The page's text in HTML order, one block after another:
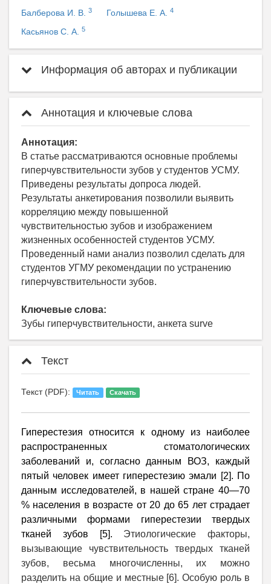
Балберова И. В. 3 Голышева Е. А. 4
Касьянов С. А. 5
Информация об авторах и публикации
Аннотация и ключевые слова
Аннотация:
В статье рассматриваются основные проблемы
гиперчувствительности зубов у студентов УСМУ.
Приведены результаты допроса людей.
Результаты анкетирования позволили выявить
корреляцию между повышенной
чувствительностью зубов и изображением
жизненных особенностей студентов УСМУ.
Проведенный нами анализ позволил сделать для
студентов УГМУ рекомендации по устранению
гиперчувствительности зубов.
Ключевые слова:
Зубы гиперчувствительности, анкета surve
Текст
Текст (PDF): Читать Скачать
Гиперестезия относится к одному из наиболее
распространенных стоматологических
заболеваний и, согласно данным ВОЗ, каждый
пятый человек имеет гиперестезию эмали [2]. По
данным исследователей, в нашей стране 40—70
% населения в возрасте от 20 до 65 лет страдает
различными формами гиперестезии твердых
тканей зубов
[5]. Этиологические факторы,
вызывающие чувствительность твердых тканей
зубов, весьма многочисленны, их можно
разделить на общие и местные [6]. Особую роль в